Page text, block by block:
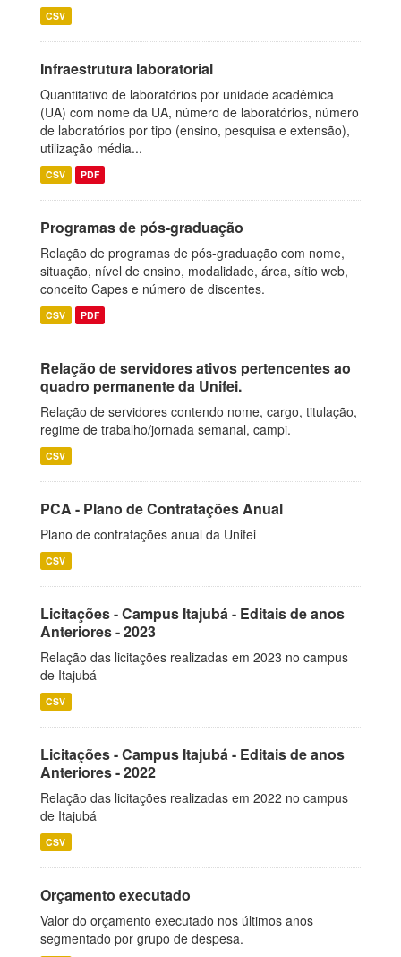
CSV
Infraestrutura laboratorial
Quantitativo de laboratórios por unidade acadêmica
(UA) com nome da UA, número de laboratórios, número
de laboratórios por tipo (ensino, pesquisa e extensão),
utilização média...
CSV PDF
Programas de pós-graduação
Relação de programas de pós-graduação com nome,
situação, nível de ensino, modalidade, área, sítio web,
conceito Capes e número de discentes.
CSV PDF
Relação de servidores ativos pertencentes ao
quadro permanente da Unifei.
Relação de servidores contendo nome, cargo, titulação,
regime de trabalho/jornada semanal, campi.
CSV
PCA - Plano de Contratações Anual
Plano de contratações anual da Unifei
CSV
Licitações - Campus Itajubá - Editais de anos
Anteriores - 2023
Relação das licitações realizadas em 2023 no campus
de Itajubá
CSV
Licitações - Campus Itajubá - Editais de anos
Anteriores - 2022
Relação das licitações realizadas em 2022 no campus
de Itajubá
CSV
Orçamento executado
Valor do orçamento executado nos últimos anos
segmentado por grupo de despesa.